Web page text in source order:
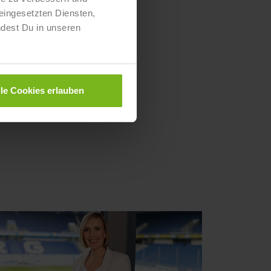
Diensten,
Du in unseren
Cookies erlauben